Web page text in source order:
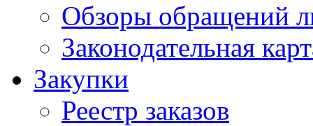
Обзоры обращений
Законодательная
Закупки
Реестр заказов